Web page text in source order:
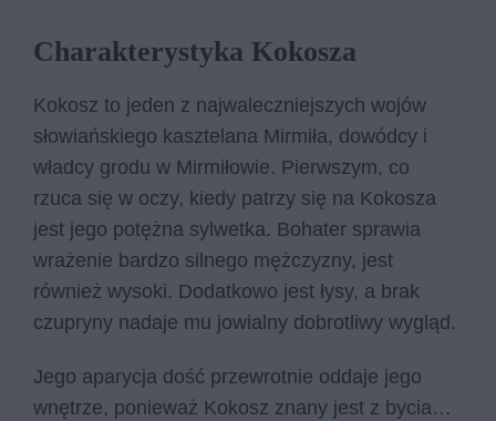
Charakterystyka Kokosza
Kokosz to jeden z najwaleczniejszych wojów
słowiańskiego kasztelana Mirmiła, dowódcy i
władcy grodu w Mirmiłowie. Pierwszym, co
rzuca się w oczy, kiedy patrzy się na Kokosza
jest jego potężna sylwetka. Bohater sprawia
wrażenie bardzo silnego mężczyzny, jest
również wysoki. Dodatkowo jest łysy, a brak
czupryny nadaje mu jowialny dobrotliwy wygląd.
Jego aparycja dość przewrotnie oddaje jego
wnętrze, ponieważ Kokosz znany jest z bycia…